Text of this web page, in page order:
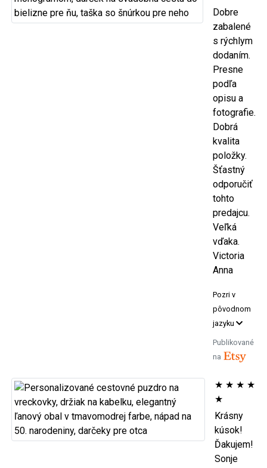
Dobre
zabalené
s rýchlym
dodaním.
Presne
podľa
opisu a
fotografie.
Dobrá
kvalita
položky.
Šťastný
odporučiť
tohto
predajcu.
Veľká
vďaka.
Victoria
Anna
Pozri v
pôvodnom
jazyku
Publikované
na
★ ★ ★ ★
★
Krásny
kúsok!
Ďakujem!
Sonje